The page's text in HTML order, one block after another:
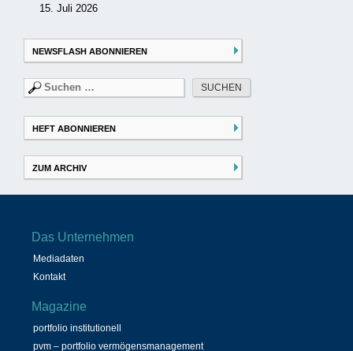
15. Juli 2026
NEWSFLASH ABONNIEREN
Suchen
nach:
HEFT ABONNIEREN
ZUM ARCHIV
Das Unternehmen
Mediadaten
Kontakt
Magazine
portfolio institutionell
pvm – portfolio vermögensmanagement